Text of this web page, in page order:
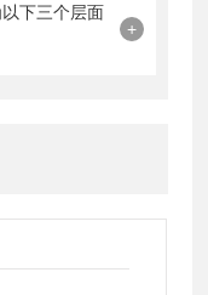
下三个层面
+